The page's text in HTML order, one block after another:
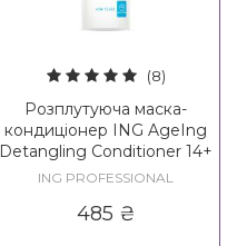
(8)
Розплутуюча маска-
кондиціонер ING AgeIng
Detangling Conditioner 14+
ING PROFESSIONAL
485 ₴